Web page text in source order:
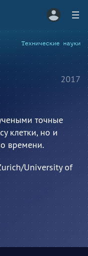
Технические науки
точные
клетки, но и
времени.
University of
2017